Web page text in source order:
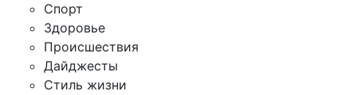
Спорт
Здоровье
Происшествия
Дайджесты
Стиль жизни